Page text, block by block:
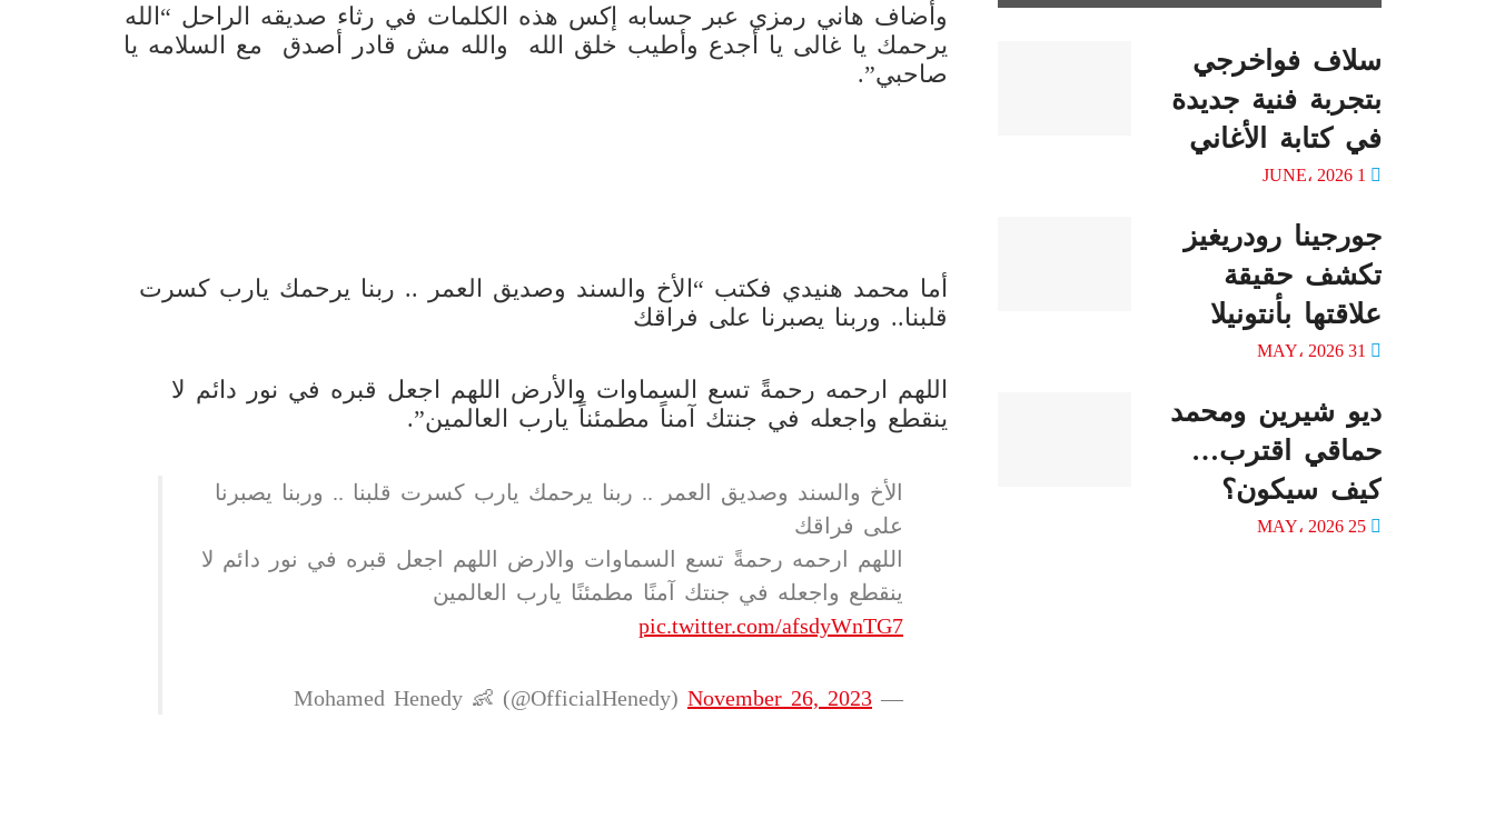
وأضاف هاني رمزي عبر حسابه إكس هذه الكلمات في رثاء صديقه الراحل “الله
يرحمك يا غالى يا أجدع وأطيب خلق الله والله مش قادر أصدق مع السلامه يا
صاحبي”.
أما محمد هنيدي فكتب “الأخ والسند وصديق العمر .. ربنا يرحمك يارب كسرت
قلبنا.. وربنا يصبرنا على فراقك
اللهم ارحمه رحمةً تسع السماوات والأرض اللهم اجعل قبره في نور دائم لا
ينقطع واجعله في جنتك آمناً مطمئناً يارب العالمين”.
الأخ والسند وصديق العمر .. ربنا يرحمك يارب كسرت قلبنا .. وربنا يصبرنا
على فراقك
اللهم ارحمه رحمةً تسع السماوات والارض اللهم اجعل قبره في نور دائم لا
ينقطع واجعله في جنتك آمنًا مطمئنًا يارب العالمين
pic.twitter.com/afsdyWnTG7
— Mohamed Henedy 👶 (@OfficialHenedy)
November 26, 2023
سلاف فواخرجي
بتجربة فنية جديدة
في كتابة الأغاني
جورجينا رودريغيز
تكشف حقيقة
علاقتها بأنتونيلا
ديو شيرين ومحمد
حماقي اقترب…
كيف سيكون؟